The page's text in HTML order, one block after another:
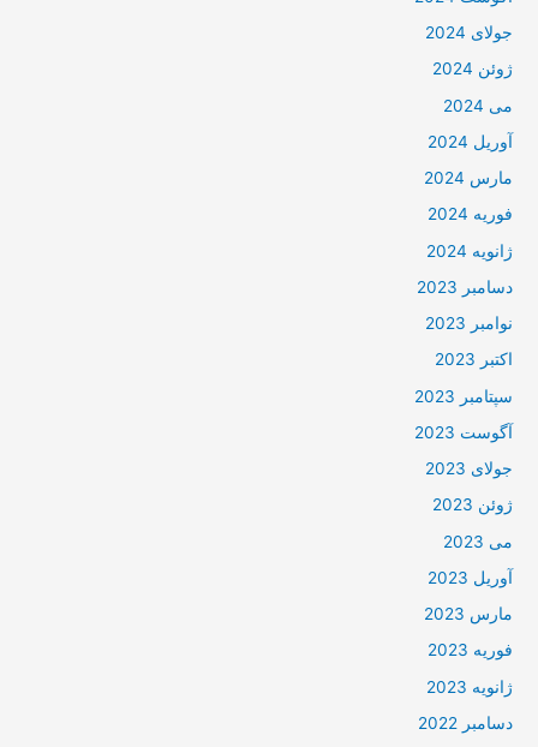
جولای 2024
ژوئن 2024
می 2024
آوریل 2024
مارس 2024
فوریه 2024
ژانویه 2024
دسامبر 2023
نوامبر 2023
اکتبر 2023
سپتامبر 2023
آگوست 2023
جولای 2023
ژوئن 2023
می 2023
آوریل 2023
مارس 2023
فوریه 2023
ژانویه 2023
دسامبر 2022